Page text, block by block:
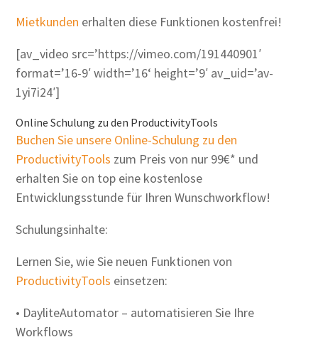
Mietkunden erhalten diese Funktionen kostenfrei!
[av_video src=’https://vimeo.com/191440901′
format=’16-9′ width=’16‘ height=’9′ av_uid=’av-
1yi7i24′]
Online Schulung zu den ProductivityTools
Buchen Sie unsere Online-Schulung zu den
ProductivityTools zum Preis von nur 99€* und
erhalten Sie on top eine kostenlose
Entwicklungsstunde für Ihren Wunschworkflow!
Schulungsinhalte:
Lernen Sie, wie Sie neuen Funktionen von
ProductivityTools einsetzen:
• DayliteAutomator – automatisieren Sie Ihre
Workflows